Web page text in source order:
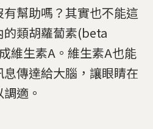
幫助嗎？其實也不能這
類胡蘿蔔素(beta
維生素A。維生素A也能
傳達給大腦，讓眼睛在
適。